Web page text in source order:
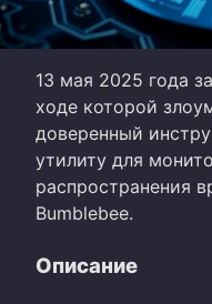
13 мая 2025 года
ходе которой
доверенный
утилиту для
распространения
Bumblebee.
Описание